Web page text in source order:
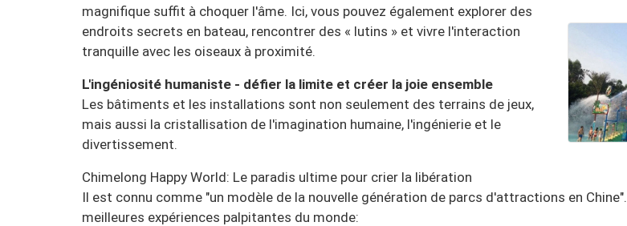
magnifique suffit à choquer l'âme. Ici, vous pouvez également explorer des
endroits secrets en bateau, rencontrer des « lutins » et vivre l'interaction
tranquille avec les oiseaux à proximité.
L'ingéniosité humaniste - défier la limite et créer la joie ensemble
Les bâtiments et les installations sont non seulement des terrains de jeux,
mais aussi la cristallisation de l'imagination humaine, l'ingénierie et le
divertissement.
Chimelong Happy World: Le paradis ultime pour crier la libération
Il est connu comme "un modèle de la nouvelle génération de parcs d'attractions en
meilleures expériences palpitantes du monde: